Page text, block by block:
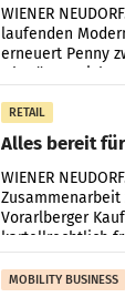
WIENER
laufenden
erneuert Penny
Oberösterreich.
RETAIL
Alles bereit
Albrecht setzt
WIENER
Zusammenarbeit
Vorarlberger
kartellrechtlich
MOBILITY BUSINESS